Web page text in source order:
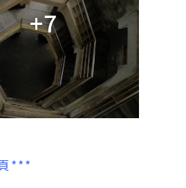
+7
***